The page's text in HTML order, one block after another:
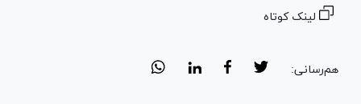
لینک کوتاه
هم‌رسانی: